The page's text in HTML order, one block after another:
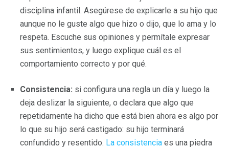
disciplina infantil. Asegúrese de explicarle a su hijo que
aunque no le guste algo que hizo o dijo, que lo ama y lo
respeta. Escuche sus opiniones y permítale expresar
sus sentimientos, y luego explique cuál es el
comportamiento correcto y por qué.
Consistencia: si configura una regla un día y luego la
deja deslizar la siguiente, o declara que algo que
repetidamente ha dicho que está bien ahora es algo por
lo que su hijo será castigado: su hijo terminará
confundido y resentido. La consistencia es una piedra